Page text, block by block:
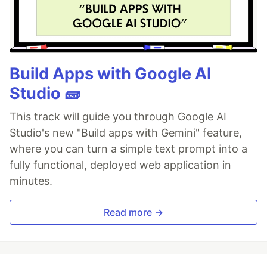
Build Apps with Google AI
Studio 🧱
This track will guide you through Google AI
Studio's new "Build apps with Gemini" feature,
where you can turn a simple text prompt into a
fully functional, deployed web application in
minutes.
Read more →